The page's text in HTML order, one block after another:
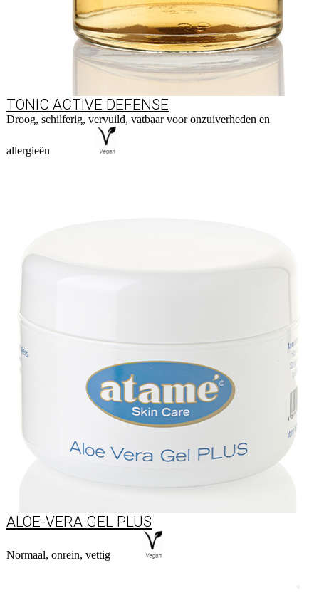
TONIC ACTIVE DEFENSE
Droog, schilferig, vervuild, vatbaar voor onzuiverheden en
allergieën
ALOE-VERA GEL PLUS
Normaal, onrein, vettig